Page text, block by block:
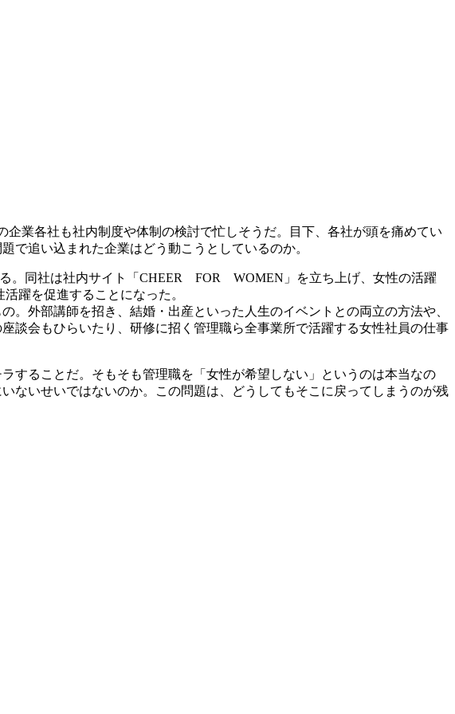
業各社も社内制度や体制の検討で忙しそうだ。目下、各社が頭を痛めてい
で追い込まれた企業はどう動こうとしているのか。
。同社は社内サイト「CHEER FOR WOMEN」を立ち上げ、女性の活躍
躍を促進することになった。
外部講師を招き、結婚・出産といった人生のイベントとの両立の方法や、
談会もひらいたり、研修に招く管理職ら全事業所で活躍する女性社員の仕事
することだ。そもそも管理職を「女性が希望しない」というのは本当なの
ないせいではないのか。この問題は、どうしてもそこに戻ってしまうのが残